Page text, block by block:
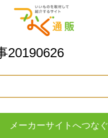
20190626
メーカーサイトへつなぐ